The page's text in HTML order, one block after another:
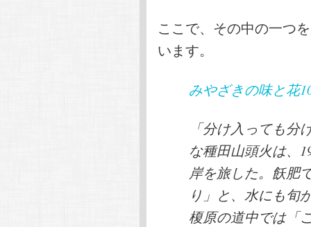
ここで、その中の一つ
います。
みやざきの味と花
「分け入っても
な種田山頭火は、
岸を旅した。飫肥
り」と、水にも旬
榎原の道中では「